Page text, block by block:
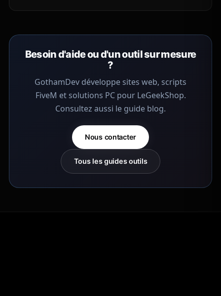
Besoin d'aide ou d'un outil sur mesure
?
GothamDev développe sites web, scripts
FiveM et solutions PC pour LeGeekShop.
Consultez aussi le guide blog.
Nous contacter
Tous les guides outils